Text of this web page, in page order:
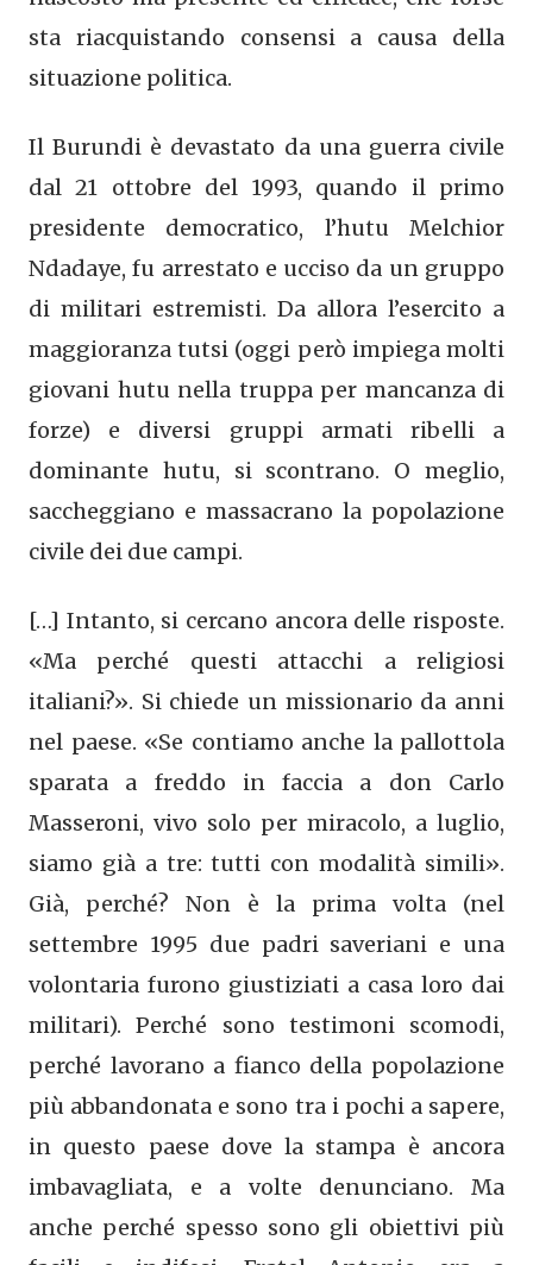
sta riacquistando consensi a causa della
situazione politica.
Il Burundi è devastato da una guerra civile
dal 21 ottobre del 1993, quando il primo
presidente democratico, l’hutu Melchior
Ndadaye, fu arrestato e ucciso da un gruppo
di militari estremisti. Da allora l’esercito a
maggioranza tutsi (oggi però impiega molti
giovani hutu nella truppa per mancanza di
forze) e diversi gruppi armati ribelli a
dominante hutu, si scontrano. O meglio,
saccheggiano e massacrano la popolazione
civile dei due campi.
[…] Intanto, si cercano ancora delle risposte.
«Ma perché questi attacchi a religiosi
italiani?». Si chiede un missionario da anni
nel paese. «Se contiamo anche la pallottola
sparata a freddo in faccia a don Carlo
Masseroni, vivo solo per miracolo, a luglio,
siamo già a tre: tutti con modalità simili».
Già, perché? Non è la prima volta (nel
settembre 1995 due padri saveriani e una
volontaria furono giustiziati a casa loro dai
militari). Perché sono testimoni scomodi,
perché lavorano a fianco della popolazione
più abbandonata e sono tra i pochi a sapere,
in questo paese dove la stampa è ancora
imbavagliata, e a volte denunciano. Ma
anche perché spesso sono gli obiettivi più